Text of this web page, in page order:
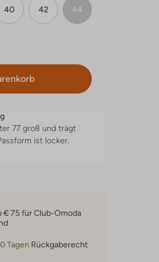
40 42 44
77 groß und trägt
ist locker.
€ 75 für Club-Omoda
Tagen Rückgaberecht